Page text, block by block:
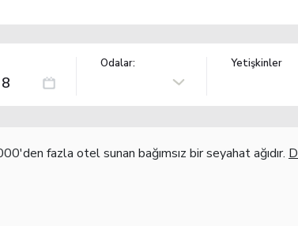
Odalar: Yetişkinler
fazla otel sunan bağımsız bir seyahat ağıdır.